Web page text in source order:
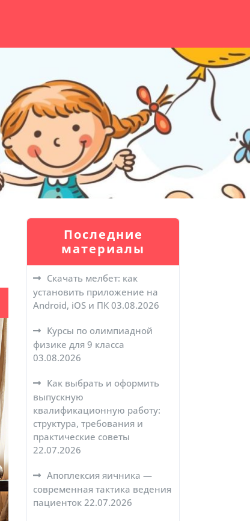
Последние
материалы
Скачать мелбет: как
установить приложение на
Android, iOS и ПК 03.08.2026
Курсы по олимпиадной
физике для 9 класса
03.08.2026
Как выбрать и оформить
выпускную
квалификационную работу:
структура, требования и
практические советы
22.07.2026
Апоплексия яичника —
современная тактика ведения
пациенток 22.07.2026